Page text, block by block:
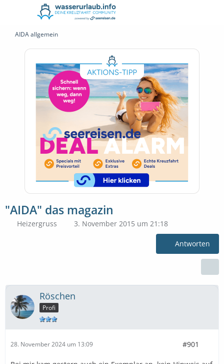
AIDA allgemein
"AIDA" das magazin
Heizergruss 3. November 2015 um 21:18
Antworten
Röschen
Profi
28. November 2024 um 13:09 #901